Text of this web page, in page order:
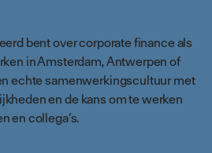
bent over corporate finance als
in Amsterdam, Antwerpen of
echte samenwerkingscultuur met
en de kans om te werken
en collega’s.